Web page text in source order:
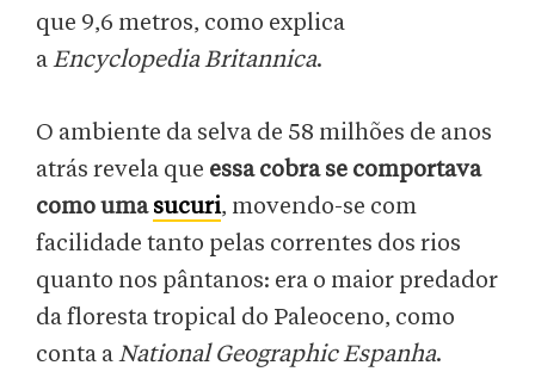
que 9,6 metros, como explica
aEncyclopedia Britannica.
O ambiente da selva de 58 milhões de anos
atrás revela que essa cobra se comportava
como umasucuri, movendo-se com
facilidade tanto pelas correntes dos rios
quanto nos pântanos: era o maior predador
da floresta tropical do Paleoceno, como
conta aNational Geographic Espanha.